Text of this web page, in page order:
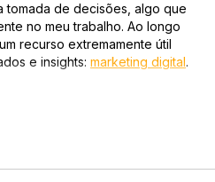
tomada de decisões, algo que
no meu trabalho. Ao longo
recurso extremamente útil
e insights: marketing digital.